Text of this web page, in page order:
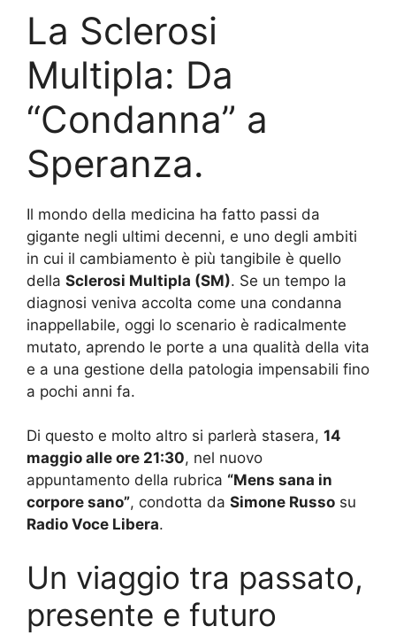
La Sclerosi
Multipla: Da
“Condanna” a
Speranza.
Il mondo della medicina ha fatto passi da
gigante negli ultimi decenni, e uno degli ambiti
in cui il cambiamento è più tangibile è quello
della Sclerosi Multipla (SM). Se un tempo la
diagnosi veniva accolta come una condanna
inappellabile, oggi lo scenario è radicalmente
mutato, aprendo le porte a una qualità della vita
e a una gestione della patologia impensabili fino
a pochi anni fa.
Di questo e molto altro si parlerà stasera, 14
maggio alle ore 21:30, nel nuovo
appuntamento della rubrica “Mens sana in
corpore sano”, condotta da Simone Russo su
Radio Voce Libera.
Un viaggio tra passato,
presente e futuro